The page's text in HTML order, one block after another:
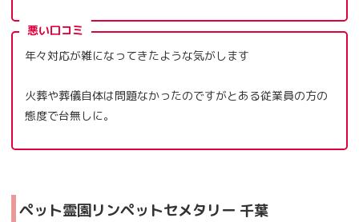
悪い口コミ
年々対応が雑になってきたような気がします
火葬や葬儀自体は問題なかったのですがとある従業員の方の
態度で台無しに。
ペット霊園リンペットセメタリー 千葉